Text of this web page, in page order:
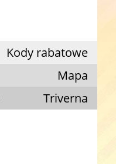
Kody rabatowe
Mapa
Triverna